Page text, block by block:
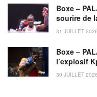
Boxe –
sourire de
31 JUILLET 2026
Boxe –
l’explosif
30 JUILLET 2026